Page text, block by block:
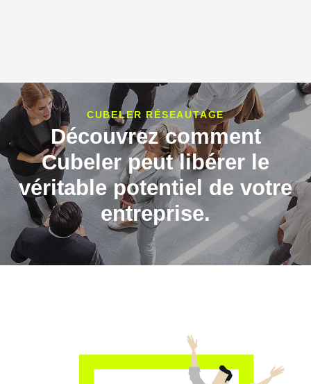
CUBELER RÉSEAUTAGE
Découvrez comment
Cubeler peut libérer le
véritable potentiel de votre
entreprise.